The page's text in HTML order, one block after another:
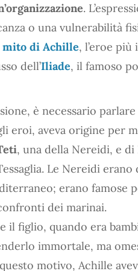
.
o una vulnerabilità
mito di Achille, l’eroe
dell’Iliade, il famoso
è necessario
eroi, aveva origine per
, una della Nereidi, e di
Le Nereidi erano
erano famose
dei marinai.
il figlio, quando era
immortale, ma
motivo, Achille